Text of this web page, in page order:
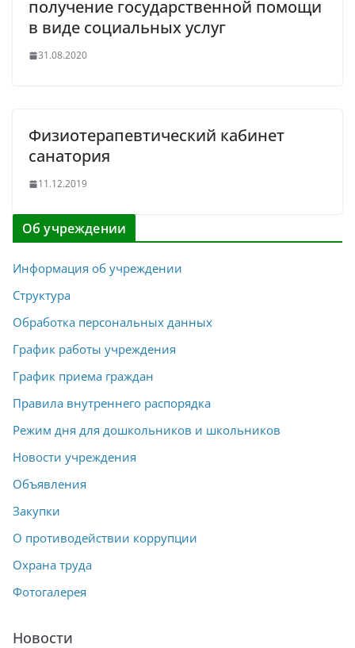
получение государственной помощи
в виде социальных услуг
31.08.2020
Физиотерапевтический кабинет
санатория
11.12.2019
Об учреждении
Информация об учреждении
Структура
Обработка персональных данных
График работы учреждения
График приема граждан
Правила внутреннего распорядка
Режим дня для дошкольников и школьников
Новости учреждения
Объявления
Закупки
О противодействии коррупции
Охрана труда
Фотогалерея
Новости